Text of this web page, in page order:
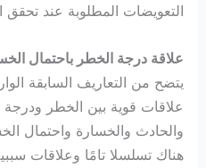
التعويضات المطلوبة عند تحقق
علاقة درجة الخطر باحتمال
يتضح من التعاريف السابقة
علاقات قوية بين الخطر
والحادث والخسارة واحتمال
هناك تسلسلا تامًا وعلاقات